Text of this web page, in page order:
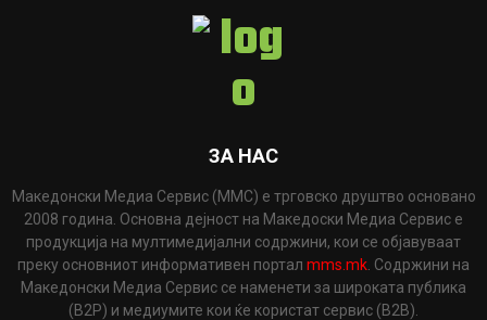
ЗА НАС
Македонски Медиа Сервис (ММС) е трговско друштво основано
2008 година. Основна дејност на Македоски Медиа Сервис е
продукција на мултимедијални содржини, кои се објавуваат
преку основниот информативен портал mms.mk . Содржини на
Македонски Медиа Сервис се наменети за широката публика
(B2P) и медиумите кои ќе користат сервис (B2B).